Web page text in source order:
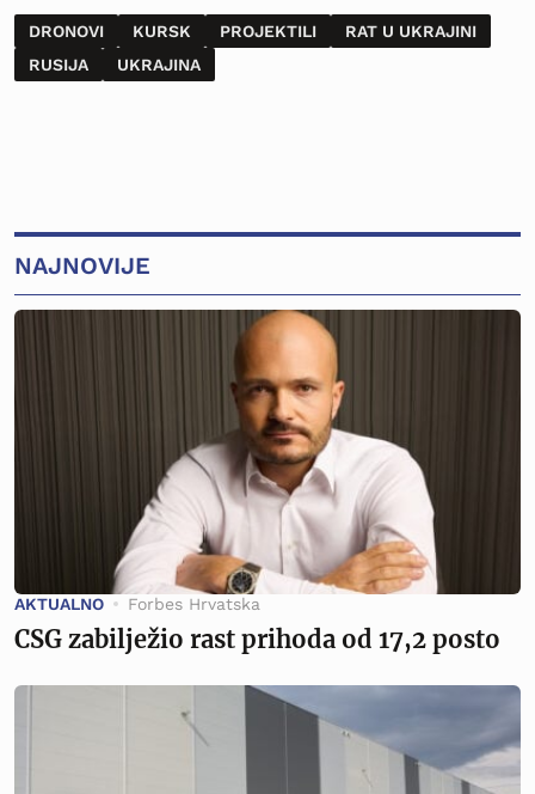
DRONOVI KURSK PROJEKTILI
RAT U UKRAJINI
RUSIJA
UKRAJINA
NAJNOVIJE
AKTUALNO Forbes Hrvatska
CSG zabilježio rast prihoda od 17,2 posto